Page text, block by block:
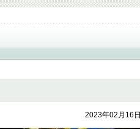
2023年02月16日